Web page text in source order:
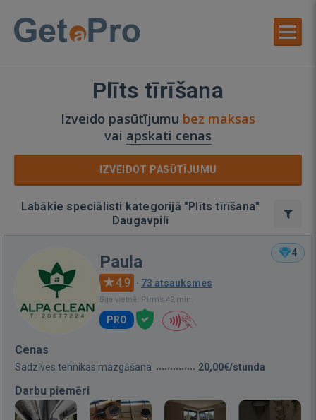
Plīts tīrīšana
Izveido pasūtījumu bez maksas
vai apskati cenas
IZVEIDOT PASŪTĪJUMU
Labākie speciālisti kategorijā "Plīts tīrīšana"
Daugavpilī
4
Paula
4.9 · 73 atsauksmes
Bija vietnē: Pirms 42 min.
PRO
Cenas
Sadzīves tehnikas mazgāšana 20,00€/stunda
Darbu piemēri